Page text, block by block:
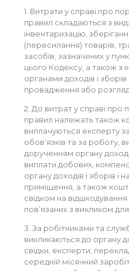
1. Витрати у справі про
правил складаються з
інвентаризацію,
(пересилання) товарів,
засобів, зазначених у
цього Кодексу, а також з
органами доходів і
провадження або
2. До витрат у справі про
правил належать також
виплачуються експерту
обов’язків та за роботу,
дорученням органу
виплати добових,
органу доходів і зборів і
приміщення, а також
свідком на
пов’язаних з викликом
3. За робітниками та
викликаються до органу
свідки, експерти,
середній місячний